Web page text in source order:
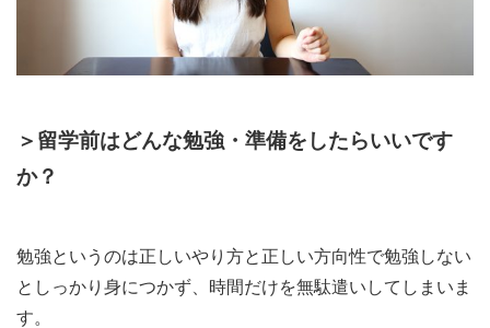
＞留学前はどんな勉強・準備をしたらいいです
か？
勉強というのは正しいやり方と正しい方向性で勉強しない
としっかり身につかず、時間だけを無駄遣いしてしまいま
す。